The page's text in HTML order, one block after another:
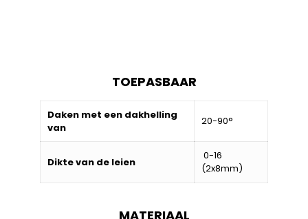
TOEPASBAAR
Daken met een dakhelling
van
20-90°
Dikte van de leien
0-16
(2x8mm)
MATERIAAL